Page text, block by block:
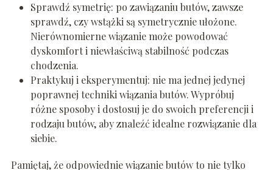
Sprawdź symetrię: po zawiązaniu butów, zawsze
sprawdź, czy wstążki są symetrycznie ułożone.
Nierównomierne wiązanie może powodować
dyskomfort i niewłaściwą stabilność podczas
chodzenia.
Praktykuj i eksperymentuj: nie ma jednej jedynej
poprawnej techniki wiązania butów. Wypróbuj
różne sposoby i dostosuj je do swoich preferencji i
rodzaju butów, aby znaleźć idealne rozwiązanie dla
siebie.
Pamiętaj, że odpowiednie wiązanie butów to nie tylko